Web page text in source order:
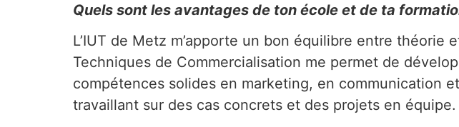
Quels sont les avantages de ton école et de ta
L’IUT de Metz m’apporte un bon équilibre entre théorie
Techniques de Commercialisation me permet de
compétences solides en marketing, en communication
travaillant sur des cas concrets et des projets en équipe.